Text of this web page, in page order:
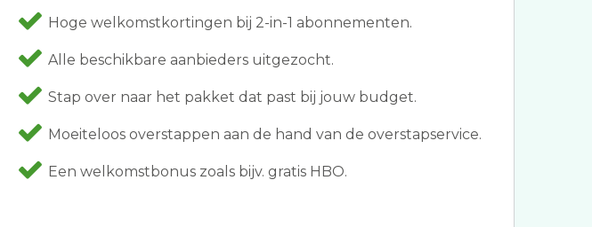
Hoge welkomstkortingen bij 2-in-1 abonnementen.
Alle beschikbare aanbieders uitgezocht.
Stap over naar het pakket dat past bij jouw budget.
Moeiteloos overstappen aan de hand van de overstapservice.
Een welkomstbonus zoals bijv. gratis HBO.